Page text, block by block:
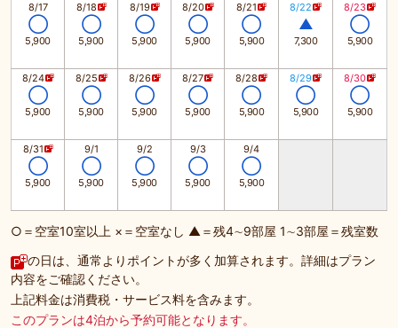
8/17
◯
5,900
8/18
◯
5,900
8/19
◯
5,900
8/20
◯
5,900
8/21
◯
5,900
8/22
▲
7,300
8/23
◯
5,900
8/24
◯
5,900
8/25
◯
5,900
8/26
◯
5,900
8/27
◯
5,900
8/28
◯
5,900
8/29
◯
5,900
8/30
◯
5,900
8/31
◯
5,900
9/1
◯
5,900
9/2
◯
5,900
9/3
◯
5,900
9/4
◯
5,900
○＝空室10室以上 ×＝空室なし ▲＝残4∼9部屋 1∼3部屋＝残室数
の日は、通常よりポイントが多く加算されます。詳細はプラン
内容をご確認ください。
上記料金は消費税・サービス料を含みます。
このプランは4泊から予約可能となります。